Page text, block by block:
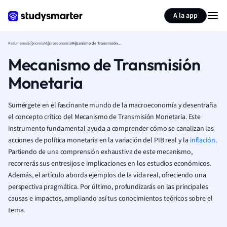
A la app
ResumenesEconomíaMacroeconomía Mecanismo de Transmisión Monetaria
Mecanismo de Transmisión
Monetaria
Sumérgete en el fascinante mundo de la macroeconomía y desentraña
el concepto crítico del Mecanismo de Transmisión Monetaria. Este
instrumento fundamental ayuda a comprender cómo se canalizan las
acciones de política monetaria en la variación del PIB real y la inflación.
Partiendo de una comprensión exhaustiva de este mecanismo,
recorrerás sus entresijos e implicaciones en los estudios económicos.
Además, el artículo aborda ejemplos de la vida real, ofreciendo una
perspectiva pragmática. Por último, profundizarás en las principales
causas e impactos, ampliando así tus conocimientos teóricos sobre el
tema.
Resumir página